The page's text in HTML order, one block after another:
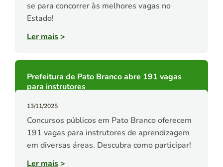
se para concorrer às melhores vagas no
Estado!
Ler mais>
Prefeitura de Pato Branco abre 191 vagas
para instrutores
13/11/2025
Concursos públicos em Pato Branco oferecem
191 vagas para instrutores de aprendizagem
em diversas áreas. Descubra como participar!
Ler mais>